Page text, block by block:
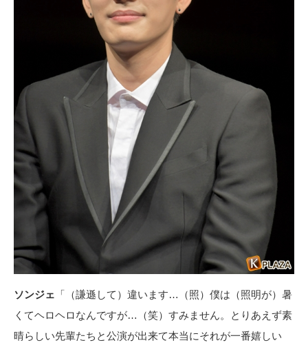
ソンジェ 「（謙遜して）違います…（照）僕は（照明が）暑
くてヘロヘロなんですが…（笑）すみません。とりあえず素
晴らしい先輩たちと公演が出来て本当にそれが一番嬉しい